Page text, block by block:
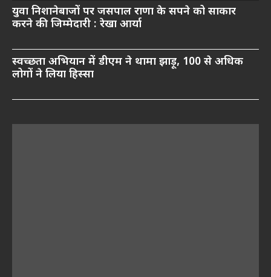
युवा निशानेबाजों पर जसपाल राणा के सपने को साकार
करने की जिम्मेदारी : रेखा आर्या
स्वच्छता अभियान में डीएम ने थामा झाड़ू, 100 से अधिक
लोगों ने लिया हिस्सा